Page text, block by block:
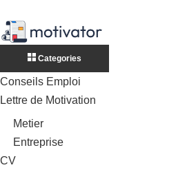
Categories
Conseils Emploi
Lettre de Motivation
Metier
Entreprise
CV